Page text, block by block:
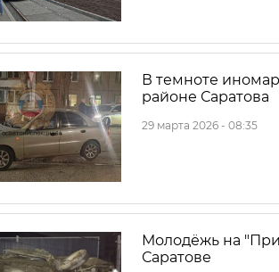
В темноте
районе Саратова
29 марта 2026 - 08:35
Молодёжь на
Саратове